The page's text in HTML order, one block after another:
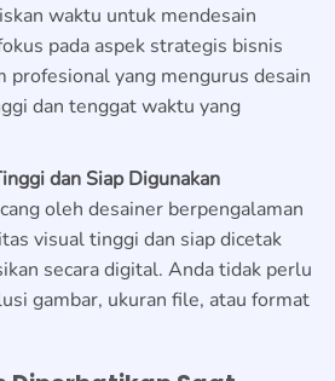
waktu untuk mendesain
pada aspek strategis bisnis
profesional yang mengurus desain
dan tenggat waktu yang
dan Siap Digunakan
oleh desainer berpengalaman
visual tinggi dan siap dicetak
secara digital. Anda tidak perlu
gambar, ukuran file, atau format